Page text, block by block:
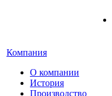
Компания
О компании
История
Производство